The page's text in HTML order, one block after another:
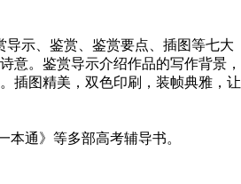
示、鉴赏、鉴赏要点、插图等七大
意。鉴赏导示介绍作品的写作背景，
插图精美，双色印刷，装帧典雅，让
通》等多部高考辅导书。